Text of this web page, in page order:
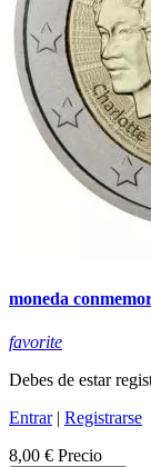
moneda
favorite
Debes de estar
Entrar| Registrarse
8,00 € Precio